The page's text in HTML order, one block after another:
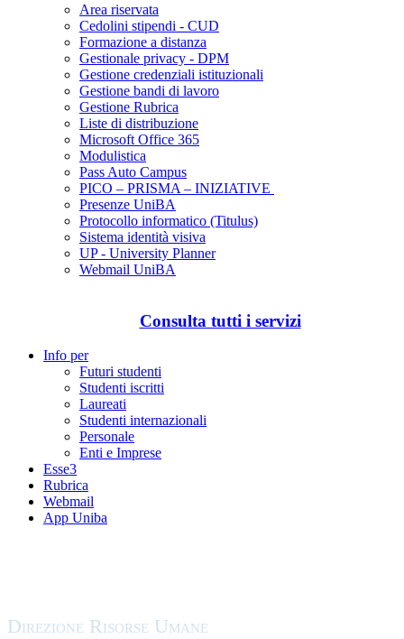
Area riservata
Cedolini stipendi - CUD
Formazione a distanza
Gestionale privacy - DPM
Gestione credenziali istituzionali
Gestione bandi di lavoro
Gestione Rubrica
Liste di distribuzione
Microsoft Office 365
Modulistica
Pass Auto Campus
PICO – PRISMA – INIZIATIVE
Presenze UniBA
Protocollo informatico (Titulus)
Sistema identità visiva
UP - University Planner
Webmail UniBA
Consulta tutti i servizi
Info per
Futuri studenti
Studenti iscritti
Laureati
Studenti internazionali
Personale
Enti e Imprese
Esse3
Rubrica
Webmail
App Uniba